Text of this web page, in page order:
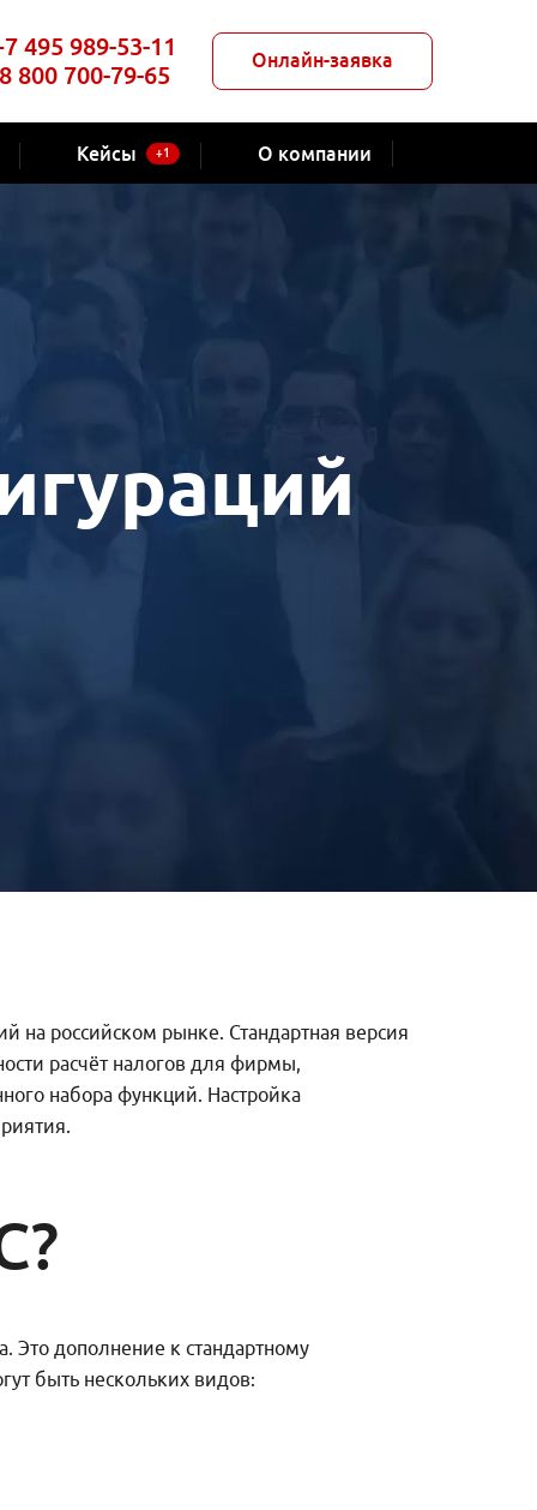
495 989-53-11
800 700-79-65
Онлайн-заявка
Кейсы +1 О компании
на российском рынке. Стандартная версия
расчёт налогов для фирмы,
набора функций. Настройка
Это дополнение к стандартному
быть нескольких видов: